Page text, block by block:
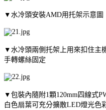
▼水冷頭安裝AMD用托架示意圖
▼水冷頭兩側托架上用來扣住主
手轉螺絲固定
▼包裝內隨附1顆120mm四線式
白色扇葉可充分擴散LED燈光色